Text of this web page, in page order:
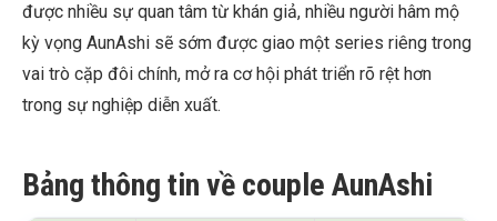
được nhiều sự quan tâm từ khán giả, nhiều người hâm mộ
kỳ vọng AunAshi sẽ sớm được giao một series riêng trong
vai trò cặp đôi chính, mở ra cơ hội phát triển rõ rệt hơn
trong sự nghiệp diễn xuất.
Bảng thông tin về couple AunAshi